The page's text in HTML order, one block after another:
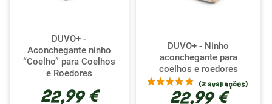
DUVO+ -
Aconchegante ninho
“Coelho” para Coelhos
e Roedores
22,99 €
DUVO+ - Ninho
aconchegante para
coelhos e roedores
22,99 €